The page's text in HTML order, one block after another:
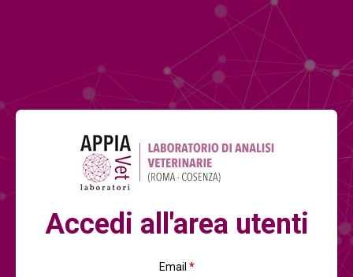
Accedi all'area utenti
Email *